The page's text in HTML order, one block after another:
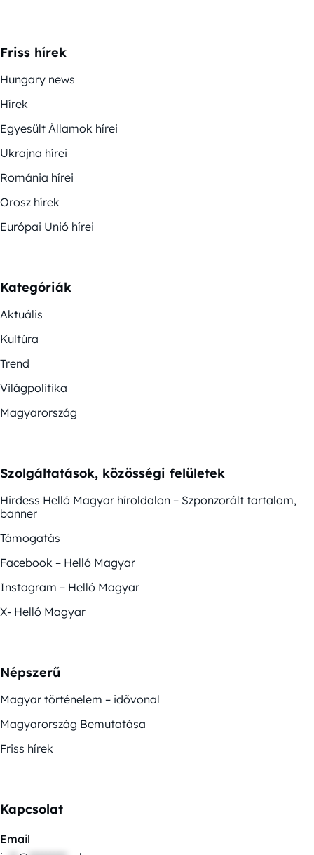
Friss hírek
Hungary news
Hírek
Egyesült Államok hírei
Ukrajna hírei
Románia hírei
Orosz hírek
Európai Unió hírei
Kategóriák
Aktuális
Kultúra
Trend
Világpolitika
Magyarország
Szolgáltatások, közösségi felületek
Hirdess Helló Magyar híroldalon – Szponzorált tartalom,
banner
Támogatás
Facebook – Helló Magyar
Instagram – Helló Magyar
X- Helló Magyar
Népszerű
Magyar történelem – idővonal
Magyarország Bemutatása
Friss hírek
Kapcsolat
Email